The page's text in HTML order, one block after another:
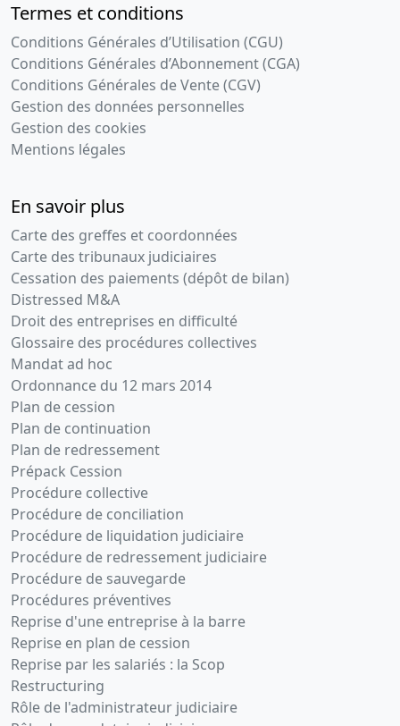
Termes et conditions
Conditions Générales d’Utilisation (CGU)
Conditions Générales d’Abonnement (CGA)
Conditions Générales de Vente (CGV)
Gestion des données personnelles
Gestion des cookies
Mentions légales
En savoir plus
Carte des greffes et coordonnées
Carte des tribunaux judiciaires
Cessation des paiements (dépôt de bilan)
Distressed M&A
Droit des entreprises en difficulté
Glossaire des procédures collectives
Mandat ad hoc
Ordonnance du 12 mars 2014
Plan de cession
Plan de continuation
Plan de redressement
Prépack Cession
Procédure collective
Procédure de conciliation
Procédure de liquidation judiciaire
Procédure de redressement judiciaire
Procédure de sauvegarde
Procédures préventives
Reprise d'une entreprise à la barre
Reprise en plan de cession
Reprise par les salariés : la Scop
Restructuring
Rôle de l'administrateur judiciaire